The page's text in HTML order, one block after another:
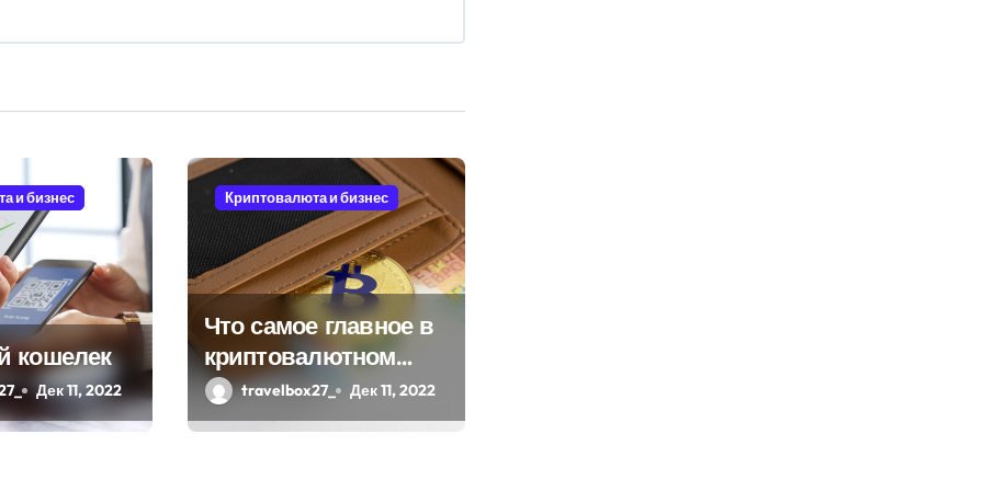
и бизнес
кошелек
Дек 11, 2022
Криптовалюта и бизнес
Что самое главное в
криптовалютном
кошельке?
travelbox27_ Дек 11, 2022